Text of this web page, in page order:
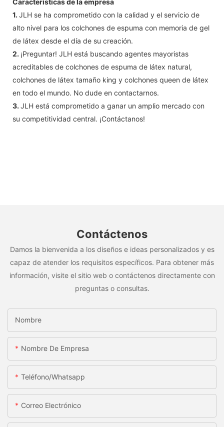
1. JLH se ha comprometido con la calidad y el servicio de
alto nivel para los colchones de espuma con memoria de gel
de látex desde el día de su creación.
2. ¡Preguntar! JLH está buscando agentes mayoristas
acreditables de colchones de espuma de látex natural,
colchones de látex tamaño king y colchones queen de látex
en todo el mundo. No dude en contactarnos.
3. JLH está comprometido a ganar un amplio mercado con
su competitividad central. ¡Contáctanos!
Contáctenos
Damos la bienvenida a los diseños e ideas personalizados y es
capaz de atender los requisitos específicos. Para obtener más
información, visite el sitio web o contáctenos directamente con
preguntas o consultas.
Nombre
Nombre De Empresa
Teléfono/whatsapp
Correo Electrónico